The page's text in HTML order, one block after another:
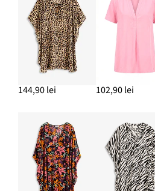
ADAUGĂ ÎN COȘ
Ochelari de soare
69,90 lei
ADAUGĂ ÎN COȘ
149,90 lei
ADAUGĂ ÎN COȘ
144,90 lei 102,90 lei